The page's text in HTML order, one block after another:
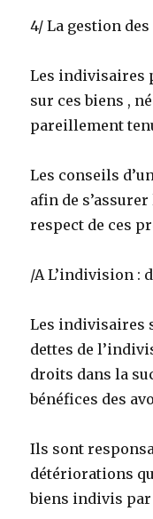
4/ La gestion
Les indivisaires
sur ces biens ,
pareillement
Les conseils
afin de
respect de ces
/A L’indivision :
Les indivisaires
dettes de
droits dans la
bénéfices des
Ils sont
détériorations
biens indivis